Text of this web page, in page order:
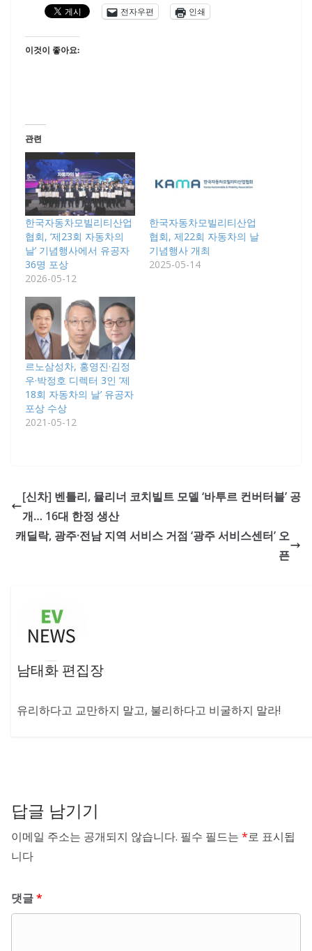
전자우편 인쇄
이것이 좋아요:
관련
한국자동차모빌리티산업
협회, ‘제23회 자동차의
날’ 기념행사에서 유공자
36명 포상
2026-05-12
한국자동차모빌리티산업
협회, 제22회 자동차의 날
기념행사 개최
2025-05-14
르노삼성차, 홍영진·김정
우·박정호 디렉터 3인 ‘제
18회 자동차의 날’ 유공자
포상 수상
2021-05-12
[신차] 벤틀리, 뮬리너 코치빌트 모델 ‘바투르 컨버터블’ 공
개… 16대 한정 생산
캐딜락, 광주·전남 지역 서비스 거점 ‘광주 서비스센터’ 오
픈
남태화 편집장
유리하다고 교만하지 말고, 불리하다고 비굴하지 말라!
답글 남기기
이메일 주소는 공개되지 않습니다. 필수 필드는 *로 표시됩
니다
댓글*